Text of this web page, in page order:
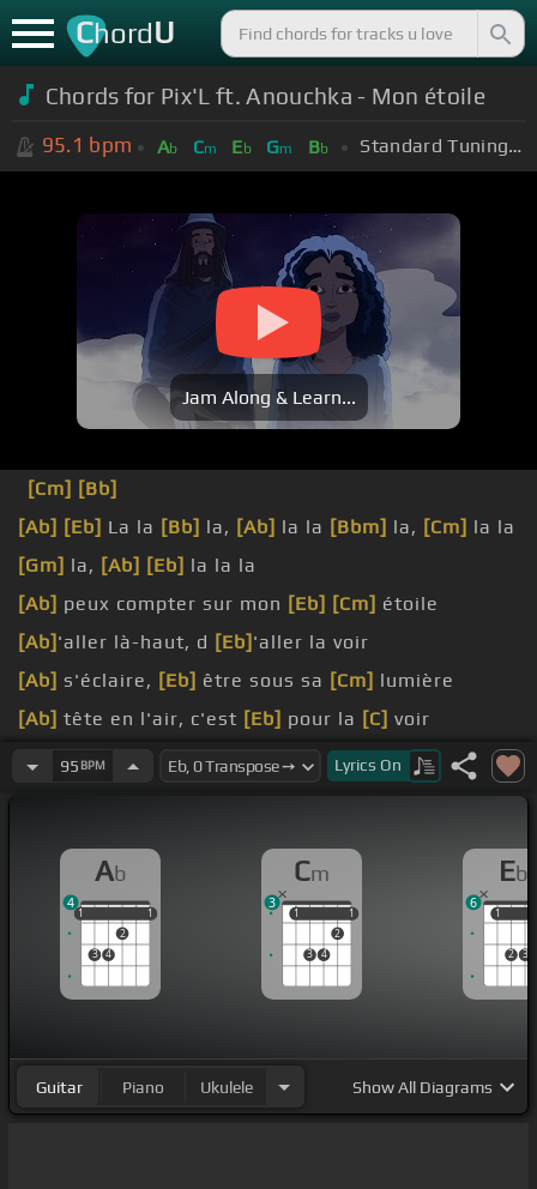
ChordU
Chords for Pix'L ft. Anouchka - Mon étoile
95.1 bpm Ab Cm Eb Gm Bb Standard Tuning (EADGBE)
Jam Along & Learn...
[Cm] [Bb]
[Ab] [Eb] La la [Bb] la, [Ab] la la [Bbm] la, [Cm] la la
[Gm] la, [Ab] [Eb] la la la
[Ab] peux compter sur mon [Eb] [Cm] étoile
[Ab] 'aller là-haut, d [Eb] 'aller la voir
[Ab] s'éclaire, [Eb] être sous sa [Cm] lumière
[Ab] tête en l'air, c'est [Eb] pour la [C] voir
et sois là où [Eb]
vont mes pas
95 BPM Lyrics On
Ab
1
3 4
2
1
1 1
4
Cm
1
3 4
2
1
1 1
3
Eb
1
2 3
1
6
Guitar Piano Ukulele ShowAll Diagrams